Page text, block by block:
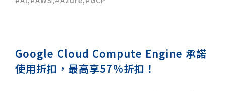
Google Cloud Compute Engine 承諾
使用折扣，最高享57%折扣！